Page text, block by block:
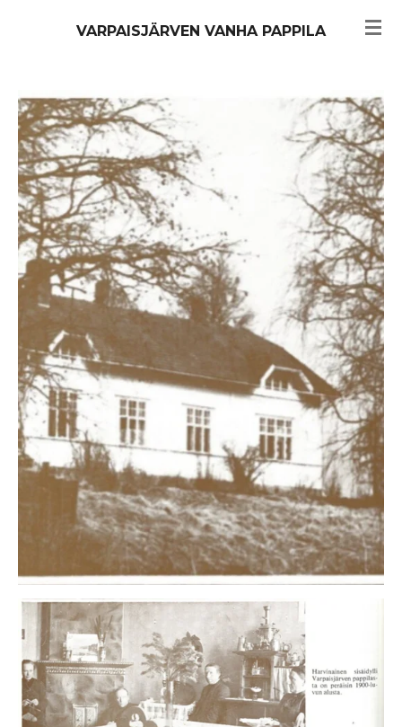
VARPAISJÄRVEN VANHA PAPPILA